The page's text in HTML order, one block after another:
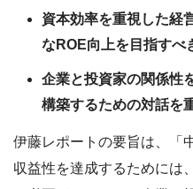
資本効率を重視した経
なROE向上を目指すべ
企業と投資家の関係性
構築するための対話を
伊藤レポートの要旨は、「
収益性を達成するためには